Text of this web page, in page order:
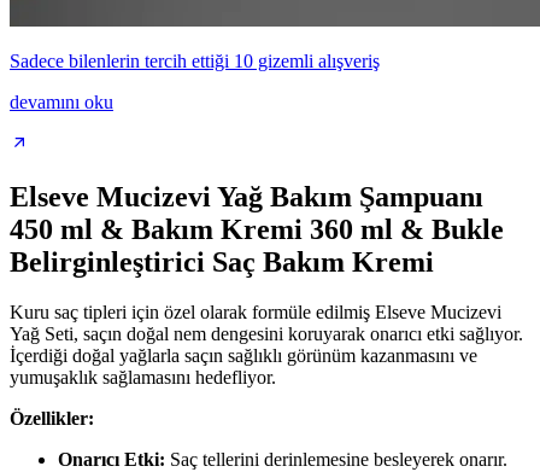
Sadece bilenlerin tercih ettiği 10 gizemli alışveriş
devamını oku
Elseve Mucizevi Yağ Bakım Şampuanı
450 ml & Bakım Kremi 360 ml & Bukle
Belirginleştirici Saç Bakım Kremi
Kuru saç tipleri için özel olarak formüle edilmiş Elseve Mucizevi
Yağ Seti, saçın doğal nem dengesini koruyarak onarıcı etki sağlıyor.
İçerdiği doğal yağlarla saçın sağlıklı görünüm kazanmasını ve
yumuşaklık sağlamasını hedefliyor.
Özellikler:
Onarıcı Etki: Saç tellerini derinlemesine besleyerek onarır.